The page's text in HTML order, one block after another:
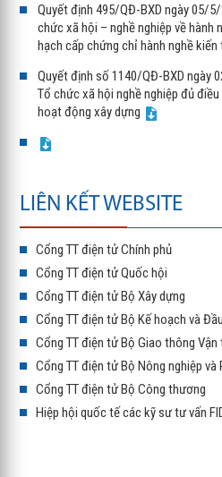
Quyết định 495/QĐ-BXD ngày 05/
chức xã hội – nghề nghiệp về hành
hạch cấp chứng chỉ hành nghề kiến
Quyết định số 1140/QĐ-BXD ngày
Tổ chức xã hội nghề nghiệp đủ
hoạt động xây dựng
LIÊN KẾT WEBSITE
Cổng TT điện tử Chính phủ
Cổng TT điện tử Quốc hội
Cổng TT điện tử Bộ Xây dựng
Cổng TT điện tử Bộ Kế hoạch và
Cổng TT điện tử Bộ Giao thông Vận
Cổng TT điện tử Bộ Nông nghiệp
Cổng TT điện tử Bộ Công thương
Hiệp hội quốc tế các kỹ sư tư vấn